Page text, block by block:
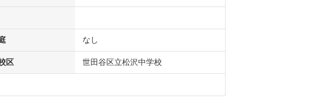
なし
区 世田谷区立松沢中学校